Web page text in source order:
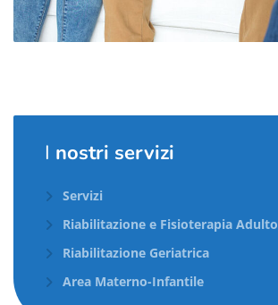
I nostri servizi
Servizi
Riabilitazione e Fisioterapia Adulto
Riabilitazione Geriatrica
Area Materno-Infantile